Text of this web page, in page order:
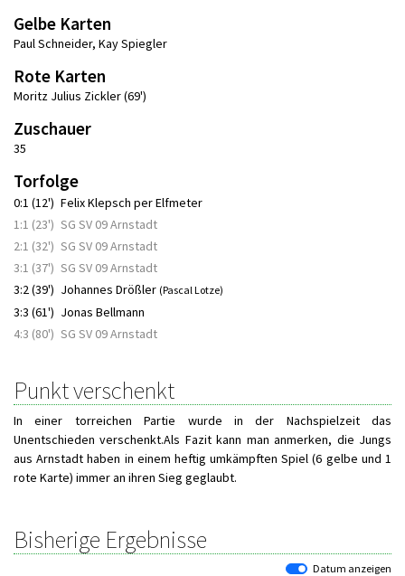
Gelbe Karten
Paul Schneider, Kay Spiegler
Rote Karten
Moritz Julius Zickler (69')
Zuschauer
35
Torfolge
0:1 (12') Felix Klepsch per Elfmeter
1:1 (23') SG SV 09 Arnstadt
2:1 (32') SG SV 09 Arnstadt
3:1 (37') SG SV 09 Arnstadt
3:2 (39') Johannes Drößler (Pascal Lotze)
3:3 (61') Jonas Bellmann
4:3 (80') SG SV 09 Arnstadt
Punkt verschenkt
In einer torreichen Partie wurde in der Nachspielzeit das
Unentschieden verschenkt.Als Fazit kann man anmerken, die Jungs
aus Arnstadt haben in einem heftig umkämpften Spiel (6 gelbe und 1
rote Karte) immer an ihren Sieg geglaubt.
Bisherige Ergebnisse
Datum anzeigen